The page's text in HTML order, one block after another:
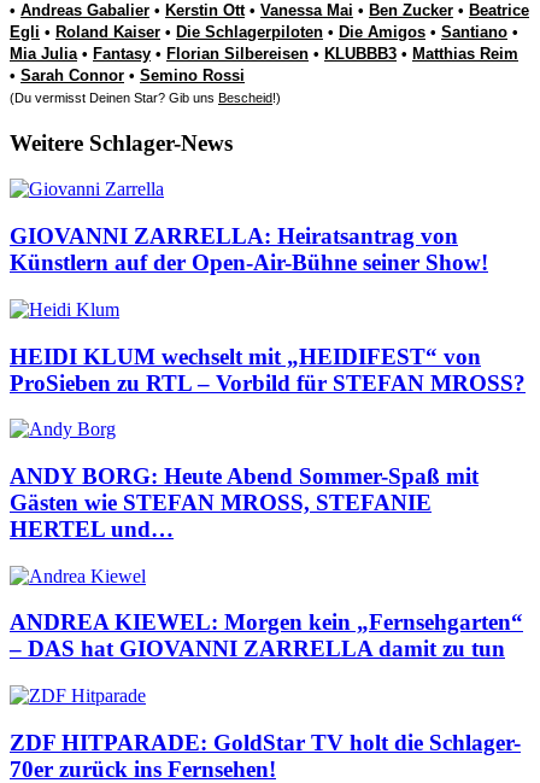
• Andreas Gabalier • Kerstin Ott• Vanessa Mai • Ben Zucker • Beatrice
Egli • Roland Kaiser • Die Schlagerpiloten • Die Amigos • Santiano •
Mia Julia• Fantasy • Florian Silbereisen • KLUBBB3 • Matthias Reim
• Sarah Connor • Semino Rossi
(Du vermisst Deinen Star? Gib uns Bescheid!)
Weitere Schlager-News
GIOVANNI ZARRELLA: Heiratsantrag von
Künstlern auf der Open-Air-Bühne seiner Show!
HEIDI KLUM wechselt mit „HEIDIFEST“ von
ProSieben zu RTL – Vorbild für STEFAN MROSS?
ANDY BORG: Heute Abend Sommer-Spaß mit
Gästen wie STEFAN MROSS, STEFANIE
HERTEL und…
ANDREA KIEWEL: Morgen kein „Fernsehgarten“
– DAS hat GIOVANNI ZARRELLA damit zu tun
ZDF HITPARADE: GoldStar TV holt die Schlager-
70er zurück ins Fernsehen!